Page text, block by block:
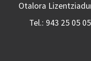
Otalora
Tel.: 943 25 05